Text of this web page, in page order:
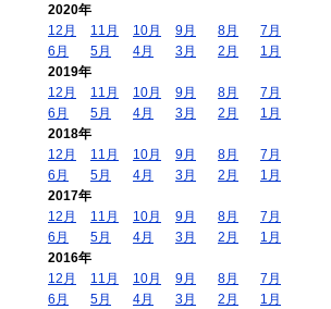
2020年
12月
11月 10月 9月 8月
7月
6月
5月 4月 3月 2月
1月
2019年
12月
11月 10月 9月 8月
7月
6月
5月 4月 3月 2月
1月
2018年
12月
11月 10月 9月 8月
7月
6月
5月 4月 3月 2月
1月
2017年
12月
11月 10月 9月 8月
7月
6月
5月 4月 3月 2月
1月
2016年
12月
11月 10月 9月 8月
7月
6月
5月 4月 3月 2月
1月